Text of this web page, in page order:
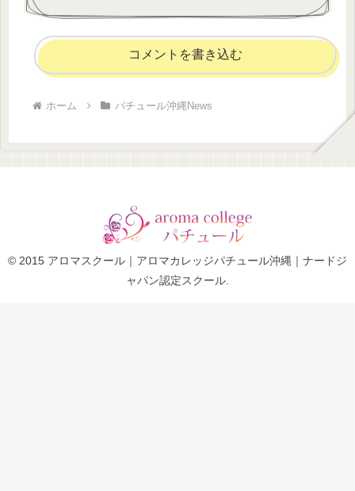
コメントを書き込む
ホーム パチュール沖縄News
© 2015 アロマスクール｜アロマカレッジパチュール沖縄｜ナードジ
ャパン認定スクール.